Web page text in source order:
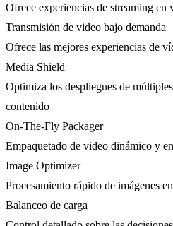
Ofrece experiencias de streaming
Transmisión de video bajo demanda
Ofrece las mejores experiencias de
Media Shield
Optimiza los despliegues de
contenido
On-The-Fly Packager
Empaquetado de video dinámico y
Image Optimizer
Procesamiento rápido de imágenes
Balanceo de carga